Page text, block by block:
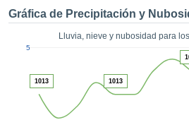
nuestra
el botón
CONTINUAR
CONFIGURACIÓN
Gráfica de Precipitación y
Lluvia, nieve y nubosidad para
5
1013 1013